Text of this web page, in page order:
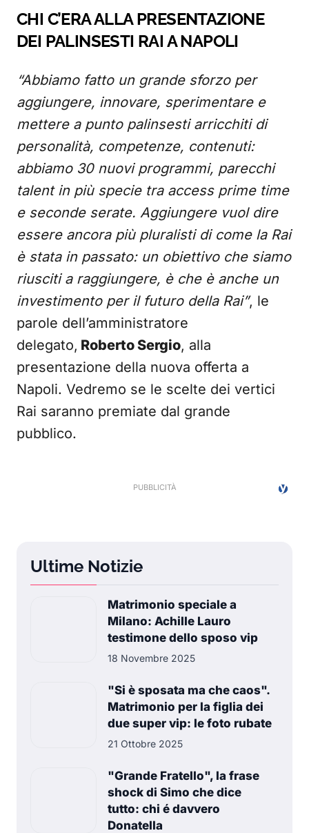
CHI C’ERA ALLA PRESENTAZIONE
DEI PALINSESTI RAI A NAPOLI
“Abbiamo fatto un grande sforzo per
aggiungere, innovare, sperimentare e
mettere a punto palinsesti arricchiti di
personalità, competenze, contenuti:
abbiamo 30 nuovi programmi, parecchi
talent in più specie tra access prime time
e seconde serate. Aggiungere vuol dire
essere ancora più pluralisti di come la Rai
è stata in passato: un obiettivo che siamo
riusciti a raggiungere, è che è anche un
investimento per il futuro della Rai”, le
parole dell’amministratore
delegato, Roberto Sergio, alla
presentazione della nuova offerta a
Napoli. Vedremo se le scelte dei vertici
Rai saranno premiate dal grande
pubblico.
Ultime Notizie
Matrimonio speciale a
Milano: Achille Lauro
testimone dello sposo vip
18 Novembre 2025
"Si è sposata ma che caos".
Matrimonio per la figlia dei
due super vip: le foto rubate
21 Ottobre 2025
"Grande Fratello", la frase
shock di Simo che dice
tutto: chi é davvero
Donatella